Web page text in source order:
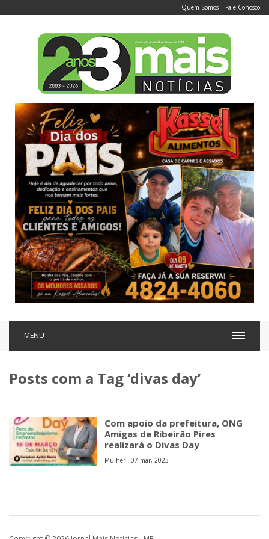
Quem Somos | Fale Conosco
MENU
Posts com a Tag ‘divas day’
Com apoio da prefeitura, ONG
Amigas de Ribeirão Pires
realizará o Divas Day
Mulher - 07 mar, 2023